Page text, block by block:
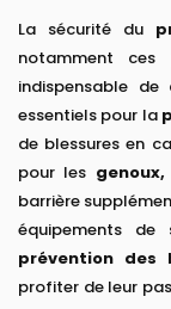
La sécurité du
notamment ces
indispensable
essentiels pour la
de blessures en
pour les genoux,
barrière
équipements
prévention des
profiter de leur